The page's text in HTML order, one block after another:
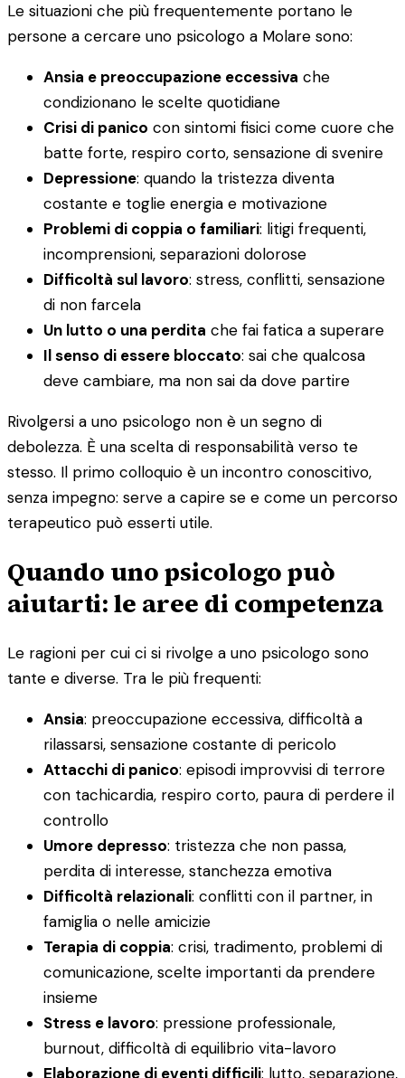
Le situazioni che più frequentemente portano le
persone a cercare uno psicologo a Molare sono:
Ansia e preoccupazione eccessiva che
condizionano le scelte quotidiane
Crisi di panico con sintomi fisici come cuore che
batte forte, respiro corto, sensazione di svenire
Depressione: quando la tristezza diventa
costante e toglie energia e motivazione
Problemi di coppia o familiari: litigi frequenti,
incomprensioni, separazioni dolorose
Difficoltà sul lavoro: stress, conflitti, sensazione
di non farcela
Un lutto o una perdita che fai fatica a superare
Il senso di essere bloccato: sai che qualcosa
deve cambiare, ma non sai da dove partire
Rivolgersi a uno psicologo non è un segno di
debolezza. È una scelta di responsabilità verso te
stesso. Il primo colloquio è un incontro conoscitivo,
senza impegno: serve a capire se e come un percorso
terapeutico può esserti utile.
Quando uno psicologo può
aiutarti: le aree di competenza
Le ragioni per cui ci si rivolge a uno psicologo sono
tante e diverse. Tra le più frequenti:
Ansia: preoccupazione eccessiva, difficoltà a
rilassarsi, sensazione costante di pericolo
Attacchi di panico: episodi improvvisi di terrore
con tachicardia, respiro corto, paura di perdere il
controllo
Umore depresso: tristezza che non passa,
perdita di interesse, stanchezza emotiva
Difficoltà relazionali: conflitti con il partner, in
famiglia o nelle amicizie
Terapia di coppia: crisi, tradimento, problemi di
comunicazione, scelte importanti da prendere
insieme
Stress e lavoro: pressione professionale,
burnout, difficoltà di equilibrio vita-lavoro
Elaborazione di eventi difficili: lutto, separazione,